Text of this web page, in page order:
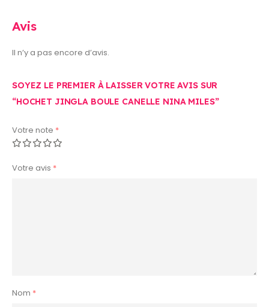
Avis
Il n’y a pas encore d’avis.
SOYEZ LE PREMIER À LAISSER VOTRE AVIS SUR
“HOCHET JINGLA BOULE CANELLE NINA MILES”
Votre note *
Votre avis *
Nom *